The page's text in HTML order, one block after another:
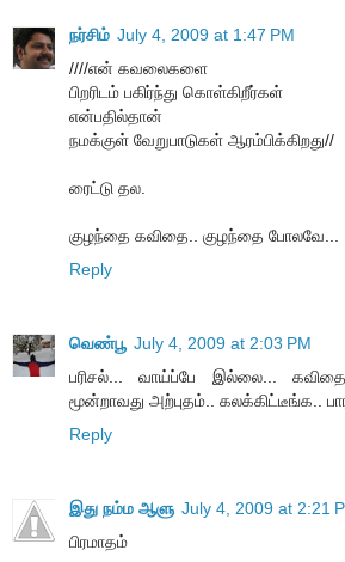
நர்சிம் July 4, 2009 at 1:47 PM
////என் கவலைகளை
பிறரிடம் பகிர்ந்து கொள்கிறீர்கள்
என்பதில்தான்
நமக்குள் வேறுபாடுகள் ஆரம்பிக்கிறது//
ரைட்டு தல.
குழந்தை கவிதை.. குழந்தை போலவே...
Reply
வெண்பூ July 4, 2009 at 2:03 PM
பரிசல்... வாய்ப்பே இல்லை...
மூன்றாவது அற்புதம்.. கலக்கிட்டீங்க..
Reply
இது நம்ம ஆளு July 4, 2009 at 2:21
பிரமாதம்